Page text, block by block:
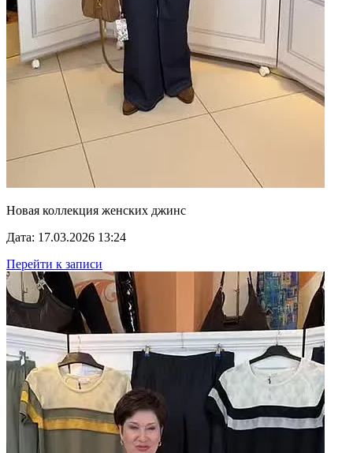
Новая коллекция женских джинс
Дата: 17.03.2026 13:24
Перейти к записи